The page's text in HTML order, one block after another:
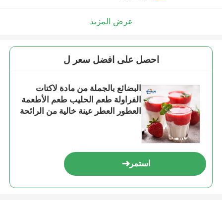
عرض المزيد
احصل على افضل سعر ل
البضائع بالجملة من مادة لاكتات
الفراولة طعم الحليب طعم الأطعمة
العطور العطر عينة خالية من الرائحة
استمر